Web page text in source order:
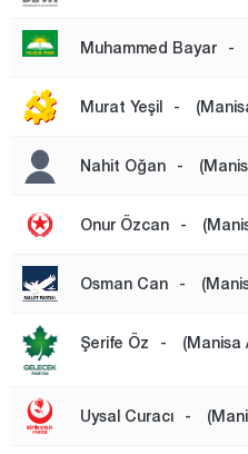
Rize
Sakarya
Samsun
Siirt
Sinop
Şanlıurfa
Şırnak
Tekirdağ
Tokat
Trabzon
Tunceli
Muhammed Bayar -
Murat Yeşil -
Nahit Oğan -
Onur Özcan -
Osman Can -
Şerife Öz - (Manisa
Uysal Curacı -